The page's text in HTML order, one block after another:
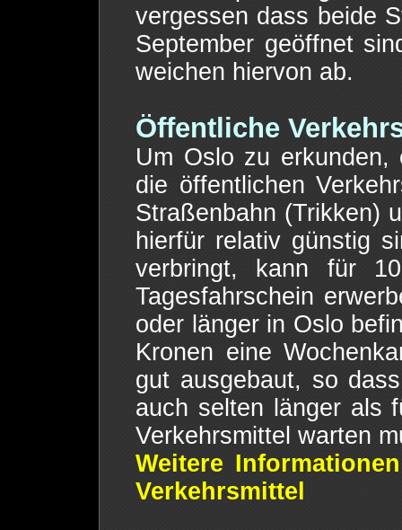
vergessen dass beide
September geöffnet
weichen hiervon ab.
Öffentliche
Um Oslo zu erkunden,
die öffentlichen
Straßenbahn (Trikken)
hierfür relativ günstig
verbringt, kann für
Tagesfahrschein
oder länger in Oslo
Kronen eine
gut ausgebaut, so
auch selten länger als
Verkehrsmittel warten
Weitere
Verkehrsmittel